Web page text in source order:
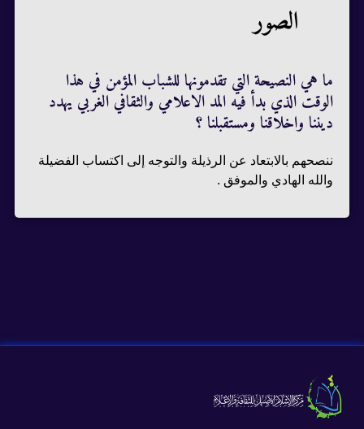
الصور
ما هي النصيحة التي تقدمونها للشباب المؤمن في هذا
الوقت الذي بدأ فيه المد الاعلامي والثقافي الغربي يهدد
ديننا واخلاقنا ومستقبلنا ؟
ننصحهم بالابتعاد عن الرذيلة والتوجه إلى اكتساب الفضيلة
والله الهادي والموفق .